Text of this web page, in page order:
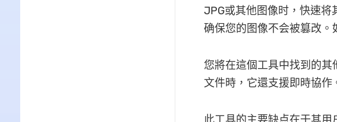
JPG或其他图像时，快速将
确保您的图像不会被篡改。
您將在這個工具中找到的其
文件時，它還支援即時協作